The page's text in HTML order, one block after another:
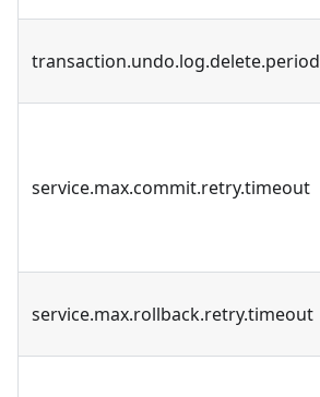
transaction.undo.log.delete.period
service.max.commit.retry.timeout
service.max.rollback.retry.timeout